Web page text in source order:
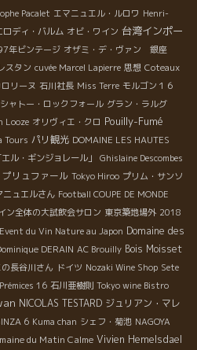
Pacalet エマニュエル・ルロワ Henri-
ロディ・バルム オビ・ワイン 台湾インポー
年ビンテージ オザミ・デ・ヴァン 銀座
スタン cuvée Marcel Lapierre 思想 Coteaux
リーヌ 石川社長 Miss Terre モルゴン１６
シャトー・ロックフォール グラン・ラルグ
Looze オリヴィエ・クロ Pouilly-Fumé
Tours パリ観光 DOMAINE LES HAUTES
ル・ギンジョレール」
Ghislaine Descombes
リュファール Tokyo Hiroo プリム・サンソ
ニュエルさん Football COUPE DE MONDE
ン全体の大試飲会サロン 東京築地場外 2018
Event du Vin Nature au Japon Domaine des
DERAIN AC Brouilly Bois Moisset
長谷川さん ドイツ Nozaki Wine Shop Sete
16 石川亜樹則 Tokyo wine Bistro
NICOLAS TESTARD ジュリアン・マレ
6 Kuma chan シェフ・菊池 NAGOYA
du Matin Calme Vivien Hemelsdael